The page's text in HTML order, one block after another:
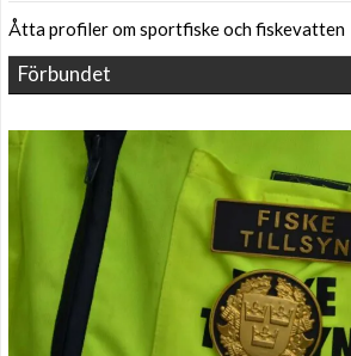
Åtta profiler om sportfiske och fiskevatten
Förbundet